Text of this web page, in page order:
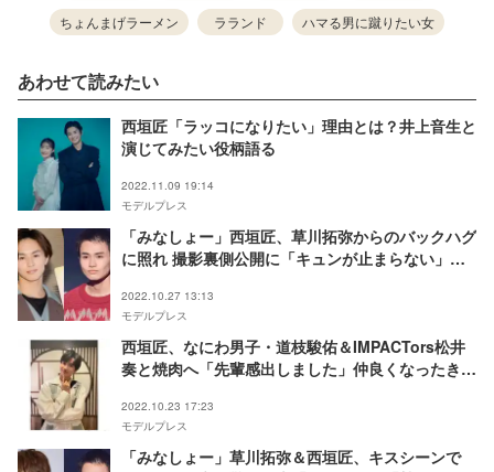
ちょんまげラーメン
ラランド ハマる男に蹴りたい女
あわせて読みたい
西垣匠「ラッコになりたい」理由とは？井上音生と
演じてみたい役柄語る
2022.11.09 19:14
モデルプレス
「みなしょー」西垣匠、草川拓弥からのバックハグ
に照れ 撮影裏側公開に「キュンが止まらない」
2022.10.27 13:13
モデルプレス
西垣匠、なにわ男子・道枝駿佑＆IMPACTors松井
奏と焼肉へ「先輩感出しました」仲良くなったきっ
2022.10.23 17:23
モデルプレス
「みなしょー」草川拓弥＆西垣匠、キスシーンで